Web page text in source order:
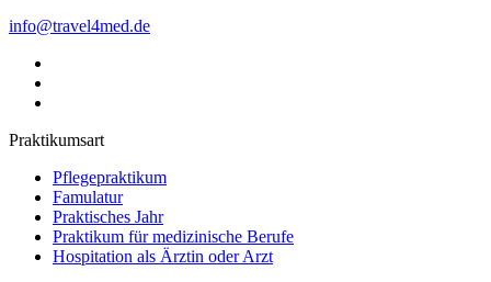
info@travel4med.de
Praktikumsart
Pflegepraktikum
Famulatur
Praktisches Jahr
Praktikum für medizinische Berufe
Hospitation als Ärztin oder Arzt